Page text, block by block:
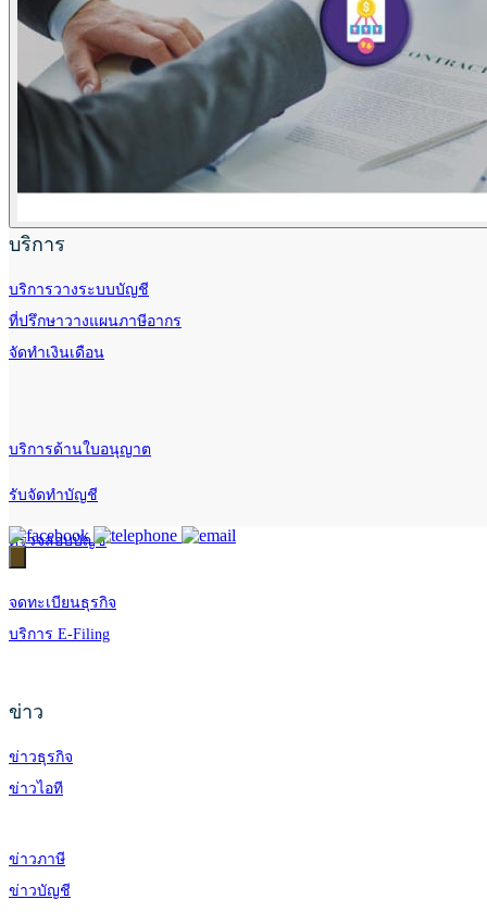
บริการ
บริการวางระบบบัญชี
ที่ปรึกษาวางแผนภาษีอากร
จัดทำเงินเดือน
บริการด้านใบอนุญาต
รับจัดทำบัญชี
ตรวจสอบบัญชี
จดทะเบียนธุรกิจ
บริการ E-Filing
ข่าว
ข่าวธุรกิจ
ข่าวไอที
ข่าวภาษี
ข่าวบัญชี